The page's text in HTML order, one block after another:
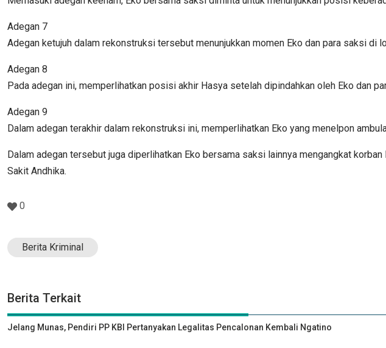
Adegan 7
Adegan ketujuh dalam rekonstruksi tersebut menunjukkan momen Eko dan para saksi
Adegan 8
Pada adegan ini, memperlihatkan posisi akhir Hasya setelah dipindahkan oleh Eko dan
Adegan 9
Dalam adegan terakhir dalam rekonstruksi ini, memperlihatkan Eko yang menelpon
Dalam adegan tersebut juga diperlihatkan Eko bersama saksi lainnya mengangkat
Sakit Andhika.
0
Berita Kriminal
Berita Terkait
Jelang Munas, Pendiri PP KBI Pertanyakan Legalitas Pencalonan Kembali Ngatino